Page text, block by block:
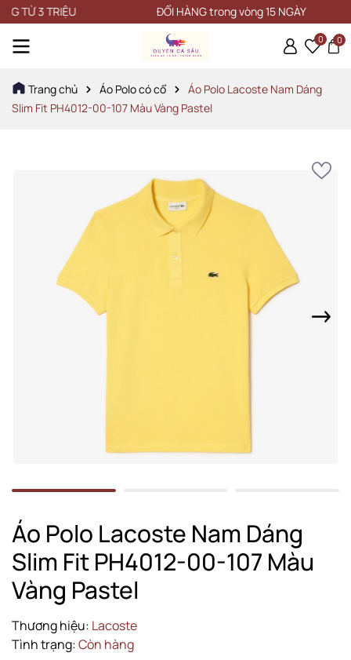
3 TRIỆU ĐỔI HÀNG trong vòng 15 NGÀY
0 0
Trang chủ Áo Polo có cổ
Áo Polo Lacoste Nam Dáng
Slim Fit PH4012-00-107 Màu Vàng Pastel
Áo Polo Lacoste Nam Dáng
Slim Fit PH4012-00-107 Màu
Vàng Pastel
Thương hiệu: Lacoste
Tình trạng:Còn hàng